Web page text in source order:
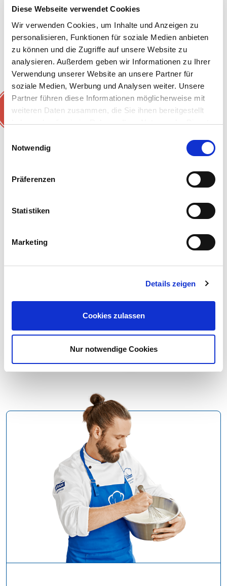
Diese Webseite verwendet Cookies
Wir verwenden Cookies, um Inhalte und Anzeigen zu
personalisieren, Funktionen für soziale Medien anbieten
zu können und die Zugriffe auf unsere Website zu
analysieren. Außerdem geben wir Informationen zu Ihrer
Verwendung unserer Website an unsere Partner für
soziale Medien, Werbung und Analysen weiter. Unsere
Partner führen diese Informationen möglicherweise mit
weiteren Daten zusammen, die Sie ihnen bereitgestellt
haben oder die sie im Rahmen Ihrer Nutzung der Dienste
Notwendig
Präferenzen
Statistiken
Marketing
Details zeigen
Cookies zulassen
Nur notwendige Cookies
Ähnliche Rezepte
NEU
Snacks & Fingerfood
Karotten-Superstulle